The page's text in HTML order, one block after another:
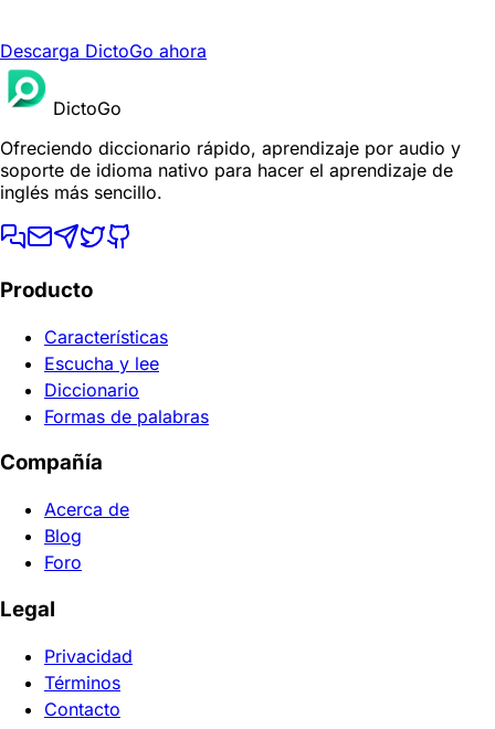
Descarga DictoGo ahora
DictoGo
Ofreciendo diccionario rápido, aprendizaje por audio y
soporte de idioma nativo para hacer el aprendizaje de
inglés más sencillo.
Producto
Características
Escucha y lee
Diccionario
Formas de palabras
Compañía
Acerca de
Blog
Foro
Legal
Privacidad
Términos
Contacto